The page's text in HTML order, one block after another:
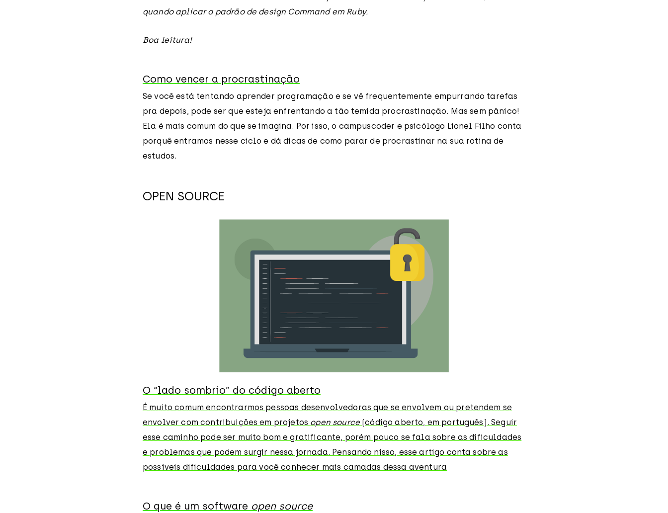
quando aplicar o padrão de design Command em Ruby.
Boa leitura!
Como vencer a procrastinação
Se você está tentando aprender programação e se vê frequentemente empurrando tarefas
pra depois, pode ser que esteja enfrentando a tão temida procrastinação. Mas sem pânico!
Ela é mais comum do que se imagina. Por isso, o campuscoder e psicólogo Lionel Filho conta
porquê entramos nesse ciclo e dá dicas de como parar de procrastinar na sua rotina de
estudos.
OPEN SOURCE
O “lado sombrio” do código aberto
É muito comum encontrarmos pessoas desenvolvedoras que se envolvem ou pretendem se
envolver com contribuições em projetos open source (código aberto, em português). Seguir
esse caminho pode ser muito bom e gratificante, porém pouco se fala sobre as dificuldades
e problemas que podem surgir nessa jornada. Pensando nisso, esse artigo conta sobre as
possíveis dificuldades para você conhecer mais camadas dessa aventura
O que é um software open source